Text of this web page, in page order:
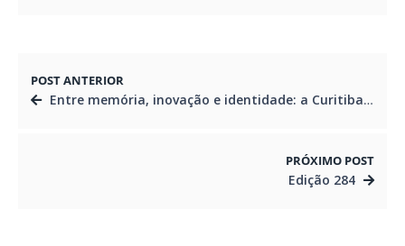
POST ANTERIOR
Entre memória, inovação e identidade: a Curitiba que se reinventa
PRÓXIMO POST
Edição 284